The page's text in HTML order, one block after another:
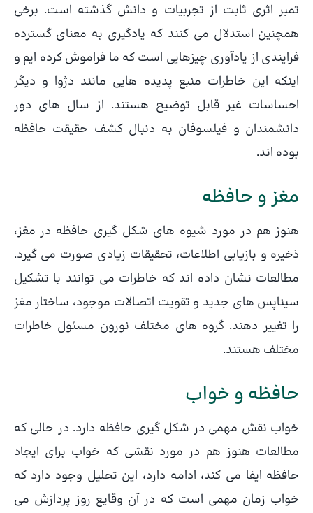
تمبر اثری ثابت از تجربیات و دانش گذشته است. برخی
همچنین استدلال می کنند که یادگیری به معنای گسترده
فرایندی از یادآوری چیزهایی است که ما فراموش کرده ایم و
اینکه این خاطرات منبع پدیده هایی مانند دژوا و دیگر
احساسات غیر قابل توضیح هستند. از سال های دور
دانشمندان و فیلسوفان به دنبال کشف حقیقت حافظه
بوده اند.
مغز و حافظه
هنوز هم در مورد شیوه های شکل گیری حافظه در مغز،
ذخیره و بازیابی اطلاعات، تحقیقات زیادی صورت می گیرد.
مطالعات نشان داده اند که خاطرات می توانند با تشکیل
سیناپس های جدید و تقویت اتصالات موجود، ساختار مغز
را تغییر دهند. گروه های مختلف نورون مسئول خاطرات
مختلف هستند.
حافظه و خواب
خواب نقش مهمی در شکل گیری حافظه دارد. در حالی که
مطالعات هنوز هم در مورد نقشی که خواب برای ایجاد
حافظه ایفا می کند، ادامه دارد، این تحلیل وجود دارد که
خواب زمان مهمی است که در آن وقایع روز پردازش می